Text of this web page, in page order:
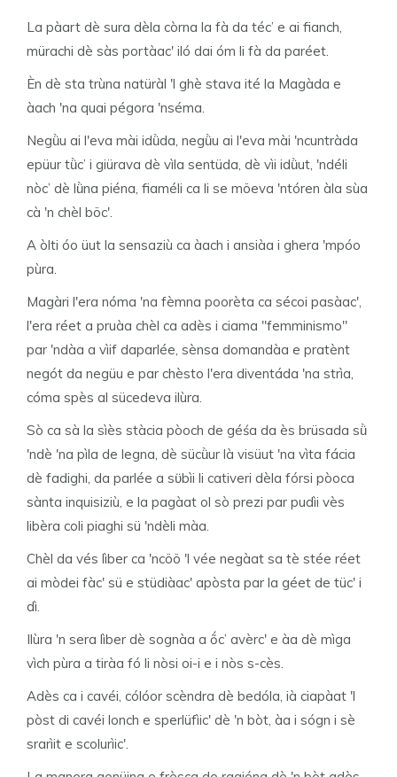
La pàart dè sura dèla còrna la fà da téc’ e ai fianch,
mürachi dè sàs portàac' iló dai óm li fà da paréet.
Èn dè sta trùna natüràl 'l ghè stava ité la Magàda e
àach 'na quai pégora 'nséma.
Negǜu ai l'eva mài idǜda, negǜu ai l'eva mài 'ncuntràda
epüur tǜc’ i giürava dè vìla sentüda, dè vìi idǜut, 'ndéli
nòc’ dè lǜna piéna, fiaméli ca li se möeva 'ntóren àla sùa
cà 'n chèl böc'.
A òlti óo üut la sensaziù ca àach i ansiàa i ghera 'mpóo
pùra.
Magàri l'era nóma 'na fèmna poorèta ca sécoi pasàac',
l'era réet a pruàa chèl ca adès i ciama "femminismo"
par 'ndàa a vìif daparlée, sènsa domandàa e pratènt
negót da negüu e par chèsto l'era diventáda 'na strìa,
cóma spès al sücedeva ilùra.
Sò ca sà la sìès stàcia pòoch de géśa da ès brüsada sǜ
'ndè 'na pìla de legna, dè sücǜur là visüut 'na vìta fácia
dè fadighi, da parlée a sϋbìi li cativeri dèla fórsi pòoca
sànta inquisiziù, e la pagàat ol sò prezi par pudìi vès
libèra coli piaghi sü 'ndèli màa.
Chèl da vés lìber ca 'ncöö 'l vée negàat sa tè stée réet
ai mòdei fàc' sü e stüdiàac' apòsta par la géet de tüc' i
dì.
Ilùra 'n sera lìber dè sognàa a ṍc’ avèrc' e àa dè mìga
vìch pùra a tiràa fó li nòsi oi-i e i nòs s-cès.
Adès ca i cavéi, cólóor scèndra dè bedóla, ià ciapàat 'l
pòst di cavéi lonch e sperlüfìic' dè 'n bòt, àa i sógn i sè
srarìit e scolurìic'.